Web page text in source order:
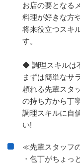
お店の要となる
料理が好きな方
将来役立つスキ
す。
◆ 調理スキルは
まずは簡単なサ
頼れる先輩スタ
の持ち方から丁
調理スキルに自
い!
≪先輩スタッフ
・包丁がちょっ